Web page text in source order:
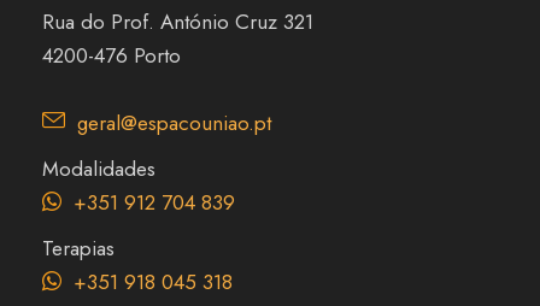
Rua do Prof. António Cruz 321
4200-476 Porto
geral@espacouniao.pt
Modalidades
+351 912 704 839
Terapias
+351 918 045 318